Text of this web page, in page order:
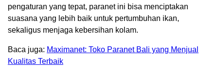
pengaturan yang tepat, paranet ini bisa menciptakan
suasana yang lebih baik untuk pertumbuhan ikan,
sekaligus menjaga kebersihan kolam.
Baca juga: Maximanet: Toko Paranet Bali yang Menjual
Kualitas Terbaik